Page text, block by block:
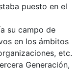
puesto en el
su campo de
en los ámbitos
etc.
Generación,